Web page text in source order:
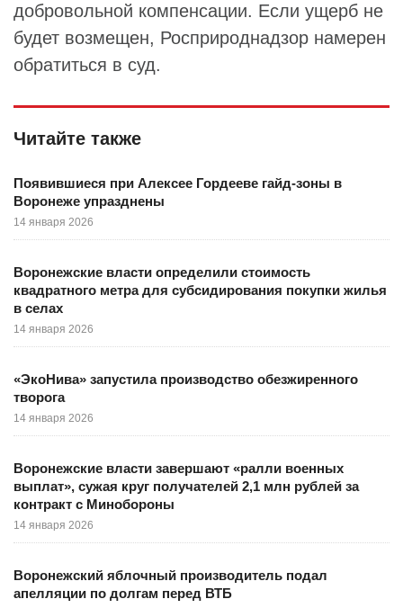
добровольной компенсации. Если ущерб не
будет возмещен, Росприроднадзор намерен
обратиться в суд.
Читайте также
Появившиеся при Алексее Гордееве гайд-зоны в
Воронеже упразднены
14 января 2026
Воронежские власти определили стоимость
квадратного метра для субсидирования покупки жилья
в селах
14 января 2026
«ЭкоНива» запустила производство обезжиренного
творога
14 января 2026
Воронежские власти завершают «ралли военных
выплат», сужая круг получателей 2,1 млн рублей за
контракт с Минобороны
14 января 2026
Воронежский яблочный производитель подал
апелляции по долгам перед ВТБ